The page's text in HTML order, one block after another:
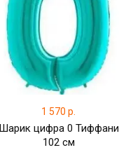
1 570 р.
Шарик цифра 0 Тиффани
102 см